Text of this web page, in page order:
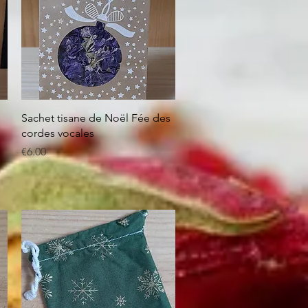
Quick View
Sachet tisane de Noël Fée des
cordes vocales
Price
€6.00